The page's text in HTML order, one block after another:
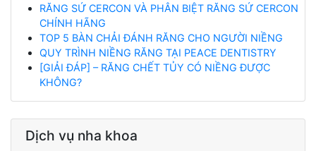
RĂNG SỨ CERCON VÀ PHÂN BIỆT RĂNG SỨ CERCON
CHÍNH HÃNG
TOP 5 BÀN CHẢI ĐÁNH RĂNG CHO NGƯỜI NIỀNG
QUY TRÌNH NIỀNG RĂNG TẠI PEACE DENTISTRY
[GIẢI ĐÁP] – RĂNG CHẾT TỦY CÓ NIỀNG ĐƯỢC
KHÔNG?
Dịch vụ nha khoa